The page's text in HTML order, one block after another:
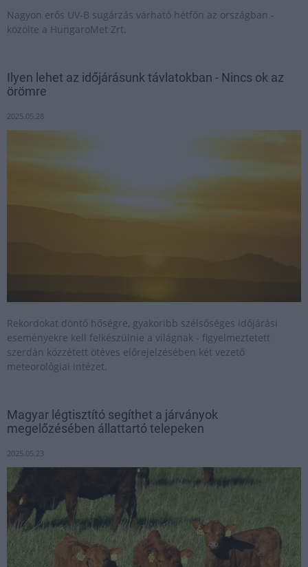
Nagyon erős UV-B sugárzás várható hétfőn az országban -
közölte a HungaroMet Zrt.
Ilyen lehet az időjárásunk távlatokban - Nincs ok az
örömre
2025.05.28
Rekordokat döntő hőségre, gyakoribb szélsőséges időjárási
eseményekre kell felkészülnie a világnak - figyelmeztetett
szerdán közzétett ötéves előrejelzésében két vezető
meteorológiai intézet.
Magyar légtisztító segíthet a járványok
megelőzésében állattartó telepeken
2025.05.23